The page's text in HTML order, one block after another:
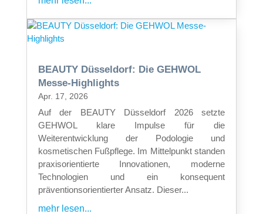
BEAUTY Düsseldorf: Die GEHWOL
Messe-Highlights
Apr. 17, 2026
Auf der BEAUTY Düsseldorf 2026 setzte
GEHWOL klare Impulse für die
Weiterentwicklung der Podologie und
kosmetischen Fußpflege. Im Mittelpunkt standen
praxisorientierte Innovationen, moderne
Technologien und ein konsequent
präventionsorientierter Ansatz. Dieser...
mehr lesen...